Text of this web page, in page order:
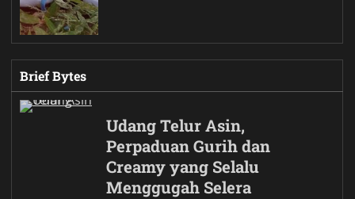
Brief Bytes
Udang Telur Asin,
Perpaduan Gurih dan
Creamy yang Selalu
Menggugah Selera